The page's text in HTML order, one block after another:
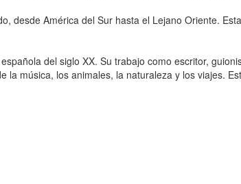
desde América del Sur hasta el Lejano Oriente.
del siglo XX. Su trabajo como escritor,
música, los animales, la naturaleza y los viajes.